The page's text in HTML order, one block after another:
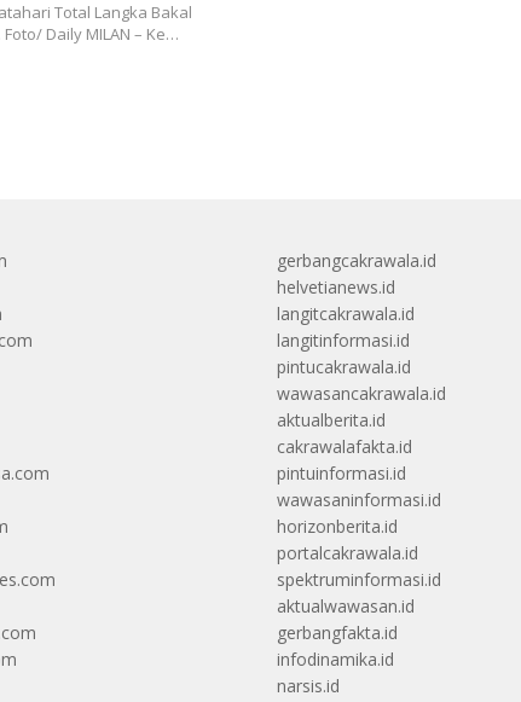
Total Langka Bakal
Daily MILAN – Ke…
gerbangcakrawala.id
helvetianews.id
langitcakrawala.id
langitinformasi.id
pintucakrawala.id
wawasancakrawala.id
aktualberita.id
cakrawalafakta.id
pintuinformasi.id
wawasaninformasi.id
horizonberita.id
portalcakrawala.id
spektruminformasi.id
aktualwawasan.id
gerbangfakta.id
infodinamika.id
narsis.id